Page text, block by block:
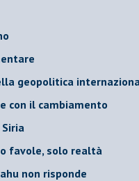
geopolitica
con il cambiamento
favole, solo realtà
non risponde